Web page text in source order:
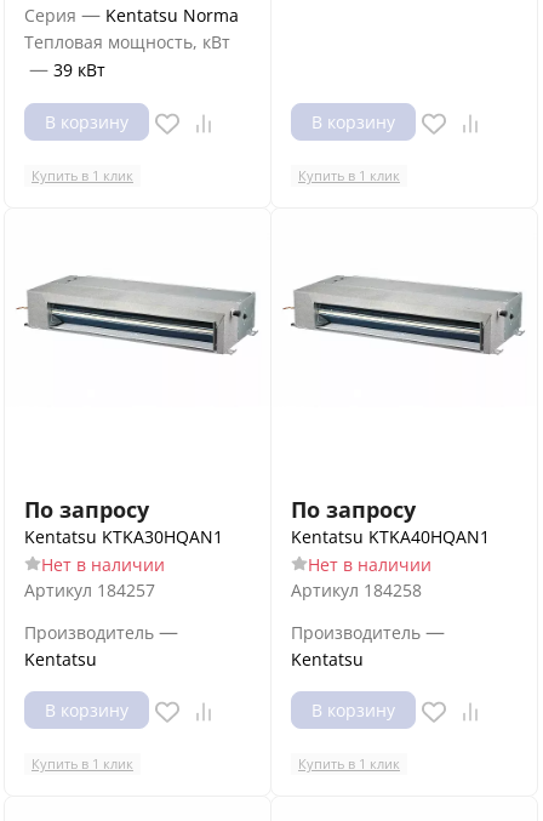
Серия — Kentatsu Norma
Тепловая мощность, кВт
— 39 кВт
В корзину
Купить в 1 клик
В корзину
Купить в 1 клик
По запросу
Kentatsu KTKA30HQAN1
Нет в наличии
Артикул 184257
Производитель —
Kentatsu
В корзину
Купить в 1 клик
По запросу
Kentatsu KTKA40HQAN1
Нет в наличии
Артикул 184258
Производитель —
Kentatsu
В корзину
Купить в 1 клик